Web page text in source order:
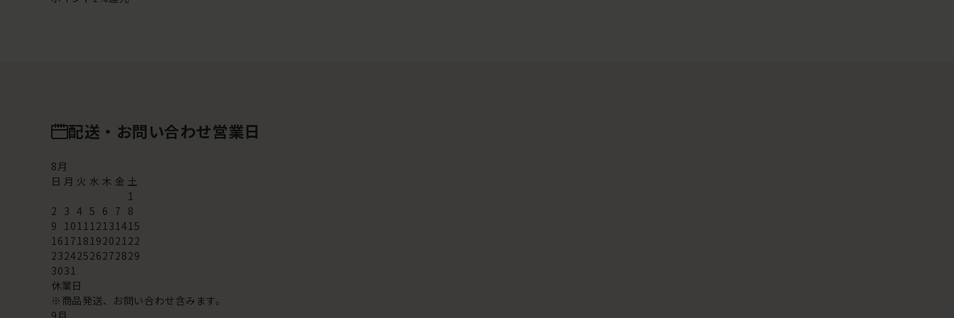
配送・お問い合わせ営業日
8月
日 月 火 水 木 金 土
1
2 3 4 5 6 7 8
9 101112131415
16171819202122
23242526272829
3031
休業日
※商品発送、お問い合わせ含みます。
9 月